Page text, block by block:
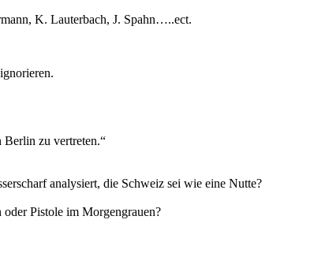
K. Lauterbach, J. Spahn…..ect.
Berlin zu vertreten.“
analysiert, die Schweiz sei wie eine Nutte?
Pistole im Morgengrauen?